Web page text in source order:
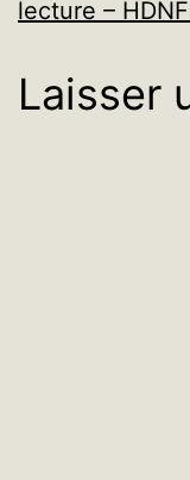
lecture –
Laisser